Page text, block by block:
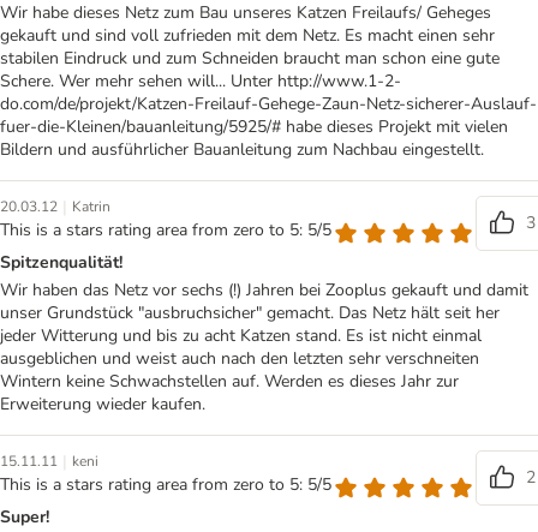
Wir habe dieses Netz zum Bau unseres Katzen Freilaufs/ Geheges
gekauft und sind voll zufrieden mit dem Netz. Es macht einen sehr
stabilen Eindruck und zum Schneiden braucht man schon eine gute
Schere. Wer mehr sehen will... Unter http://www.1-2-
do.com/de/projekt/Katzen-Freilauf-Gehege-Zaun-Netz-sicherer-Auslauf-
fuer-die-Kleinen/bauanleitung/5925/# habe dieses Projekt mit vielen
Bildern und ausführlicher Bauanleitung zum Nachbau eingestellt.
20.03.12 | Katrin
This is a stars rating area from zero to 5: 5/5
3
Spitzenqualität!
Wir haben das Netz vor sechs (!) Jahren bei Zooplus gekauft und damit
unser Grundstück "ausbruchsicher" gemacht. Das Netz hält seit her
jeder Witterung und bis zu acht Katzen stand. Es ist nicht einmal
ausgeblichen und weist auch nach den letzten sehr verschneiten
Wintern keine Schwachstellen auf. Werden es dieses Jahr zur
Erweiterung wieder kaufen.
15.11.11 | keni
This is a stars rating area from zero to 5: 5/5
2
Super!